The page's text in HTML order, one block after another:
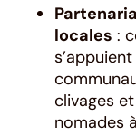
locales :
clivages
nomades